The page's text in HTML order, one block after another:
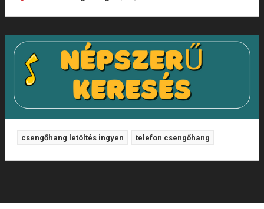
csengőhang letöltés ingyen telefon csengőhang